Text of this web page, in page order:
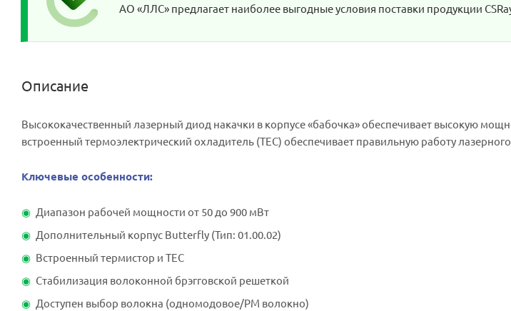
АО «ЛЛС» предлагает наиболее выгодные условия поставки продукции
Описание
Высококачественный лазерный диод накачки в корпусе «бабочка» обеспечивает высокую
встроенный термоэлектрический охладитель (TEC) обеспечивает правильную работу
Ключевые особенности:
Диапазон рабочей мощности от 50 до 900 мВт
Дополнительный корпус Butterfly (Тип: 01.00.02)
Встроенный термистор и TEC
Стабилизация волоконной брэгговской решеткой
Доступен выбор волокна (одномодовое/PM волокно)